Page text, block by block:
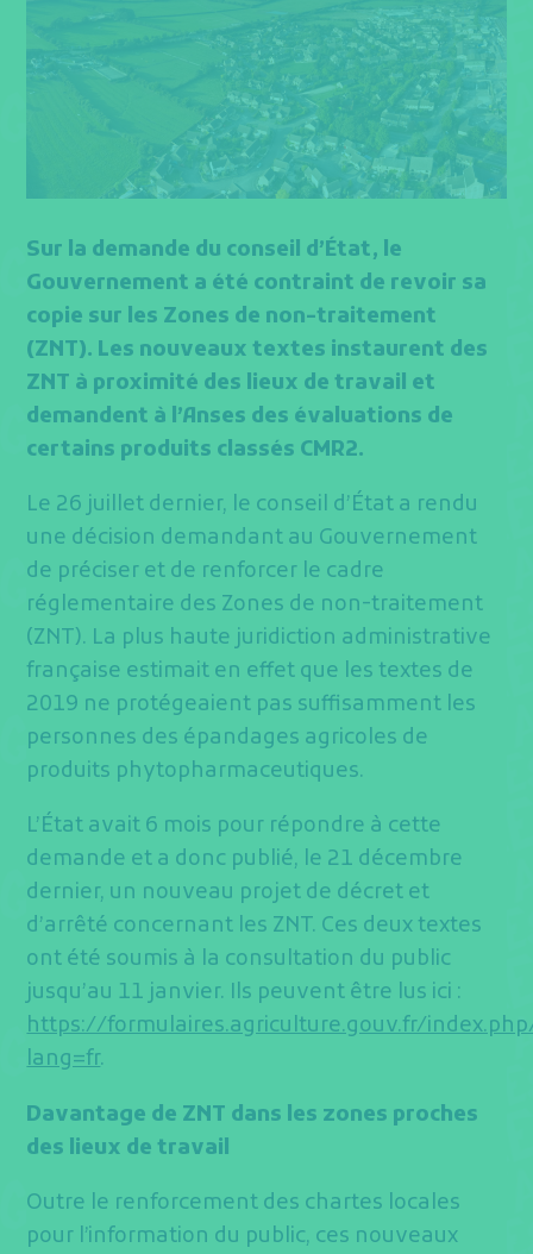
Sur la demande du conseil d’État, le
Gouvernement a été contraint de revoir sa
copie sur les Zones de non-traitement
(ZNT). Les nouveaux textes instaurent des
ZNT à proximité des lieux de travail et
demandent à l’Anses des évaluations de
certains produits classés CMR2.
Le 26 juillet dernier, le conseil d’État a rendu
une décision demandant au Gouvernement
de préciser et de renforcer le cadre
réglementaire des Zones de non-traitement
(ZNT). La plus haute juridiction administrative
française estimait en effet que les textes de
2019 ne protégeaient pas suffisamment les
personnes des épandages agricoles de
produits phytopharmaceutiques.
L’État avait 6 mois pour répondre à cette
demande et a donc publié, le 21 décembre
dernier, un nouveau projet de décret et
d’arrêté concernant les ZNT. Ces deux textes
ont été soumis à la consultation du public
jusqu’au 11 janvier. Ils peuvent être lus ici :
https://formulaires.agriculture.gouv.fr/
lang=fr.
Davantage de ZNT dans les zones proches
des lieux de travail
Outre le renforcement des chartes locales
pour l’information du public, ces nouveaux